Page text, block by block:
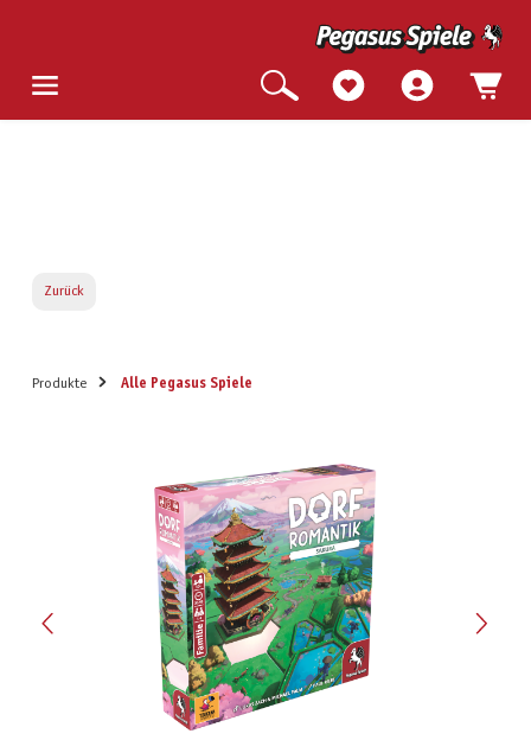
Zurück
Produkte Alle Pegasus Spiele